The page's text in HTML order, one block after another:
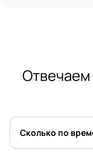
Сколько по